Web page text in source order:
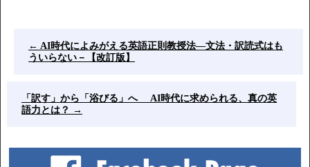
← AI時代によみがえる英語正則教授法―文法・訳読式はも
ういらない－【改訂版】
「訳す」から「浴びる」へ AI時代に求められる、真の英
語力とは？ →